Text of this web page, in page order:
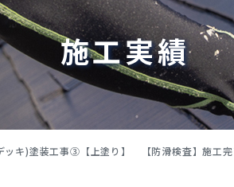
施工実績
キ)塗装工事③【上塗り】 【防滑検査】施工完